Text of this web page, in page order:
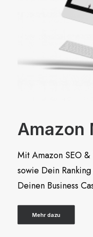
Amazon
Mit Amazon SEO &
sowie Dein
Deinen Business
Mehr dazu